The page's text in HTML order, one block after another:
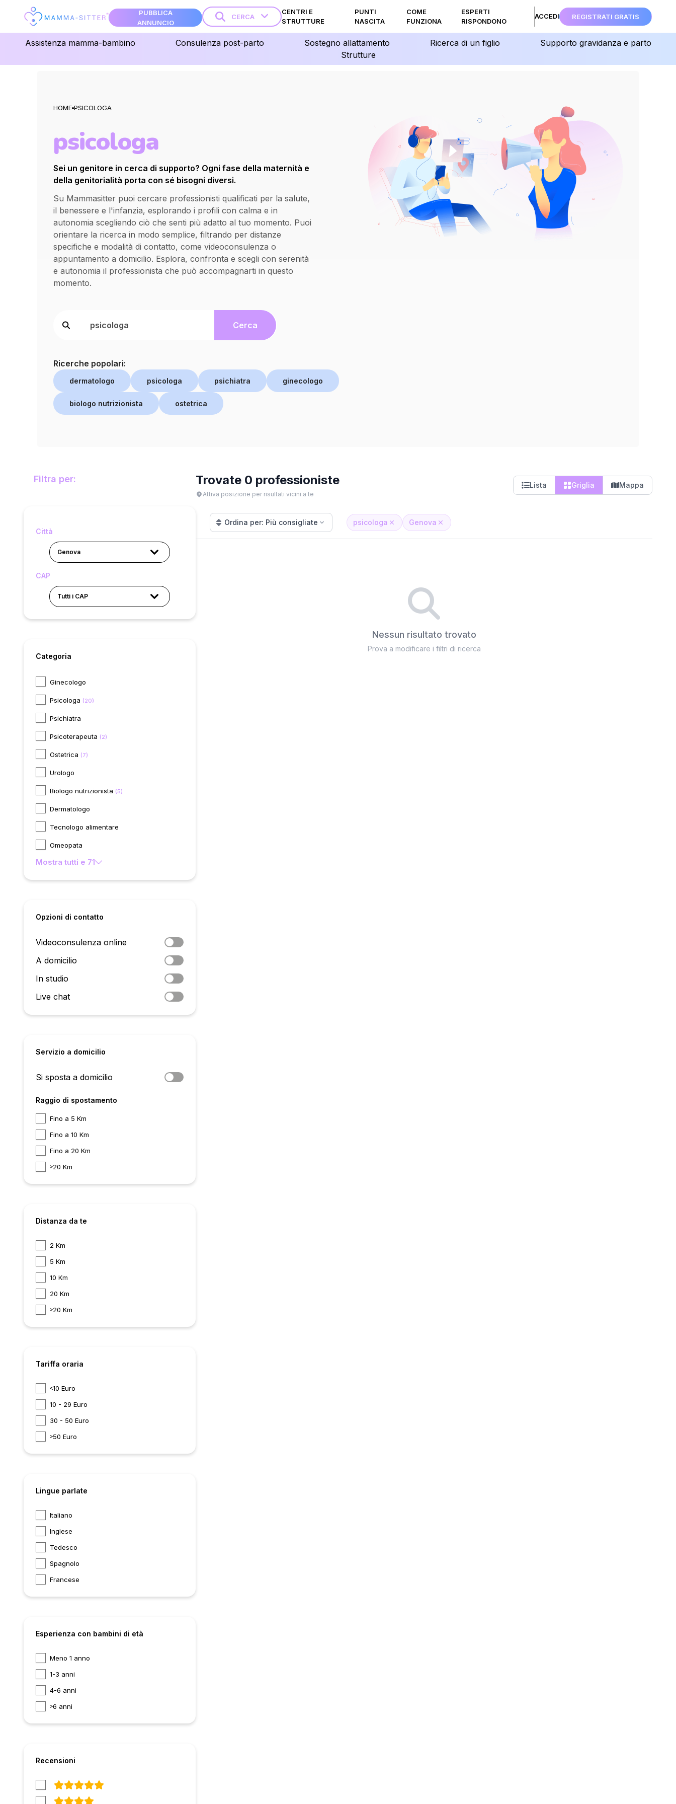
PUBBLICA
ANNUNCIO
CERCA
CENTRI E
STRUTTURE
PUNTI
NASCITA
COME
FUNZIONA
ESPERTI
RISPONDONO
ACCEDI REGISTRATI GRATIS
Assistenza mamma-bambino Consulenza post-parto Sostegno allattamento Ricerca di un figlio
Supporto gravidanza e parto
Strutture
HOME PSICOLOGA
psicologa
Sei un genitore in cerca di supporto? Ogni fase della maternità e
della genitorialità porta con sé bisogni diversi.
Su Mammasitter puoi cercare professionisti qualificati per la salute,
il benessere e l'infanzia, esplorando i profili con calma e in
autonomia scegliendo ciò che senti più adatto al tuo momento. Puoi
orientare la ricerca in modo semplice, filtrando per distanze
specifiche e modalità di contatto, come videoconsulenza o
appuntamento a domicilio. Esplora, confronta e scegli con serenità
e autonomia il professionista che può accompagnarti in questo
momento.
Cerca
Ricerche popolari:
dermatologo psicologa psichiatra ginecologo
biologo nutrizionista ostetrica
Filtra per:
Città
Genova
CAP
Tutti i CAP
Categoria
Ginecologo
Psicologa (20)
Psichiatra
Psicoterapeuta (2)
Ostetrica (7)
Urologo
Biologo nutrizionista (5)
Dermatologo
Tecnologo alimentare
Omeopata
Mostra tutti e 71
Opzioni di contatto
Videoconsulenza online
A domicilio
In studio
Live chat
Servizio a domicilio
Si sposta a domicilio
Raggio di spostamento
Fino a 5 Km
Fino a 10 Km
Fino a 20 Km
20 Km
Distanza da te
2 Km
5 Km
10 Km
20 Km
20 Km
Tariffa oraria
10 Euro
10 - 29 Euro
30 - 50 Euro
50 Euro
Lingue parlate
Italiano
Inglese
Tedesco
Spagnolo
Francese
Esperienza con bambini di età
Meno 1 anno
1-3 anni
4-6 anni
6 anni
Recensioni
Trovate 0 professioniste
Attiva posizione per risultati vicini a te
Lista Griglia Mappa
Ordina per: Più consigliate psicologa Genova
Nessun risultato trovato
Prova a modificare i filtri di ricerca